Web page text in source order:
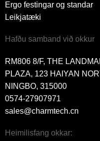
Ergo festingar og standar
Leikjatæki
Hafðu samband við okkur
RM806 8/F, THE
PLAZA, 123 HAIYAN
NINGBO, 315000
0574-27907971
sales@charmtech.cn
Heimilisfang okkar: